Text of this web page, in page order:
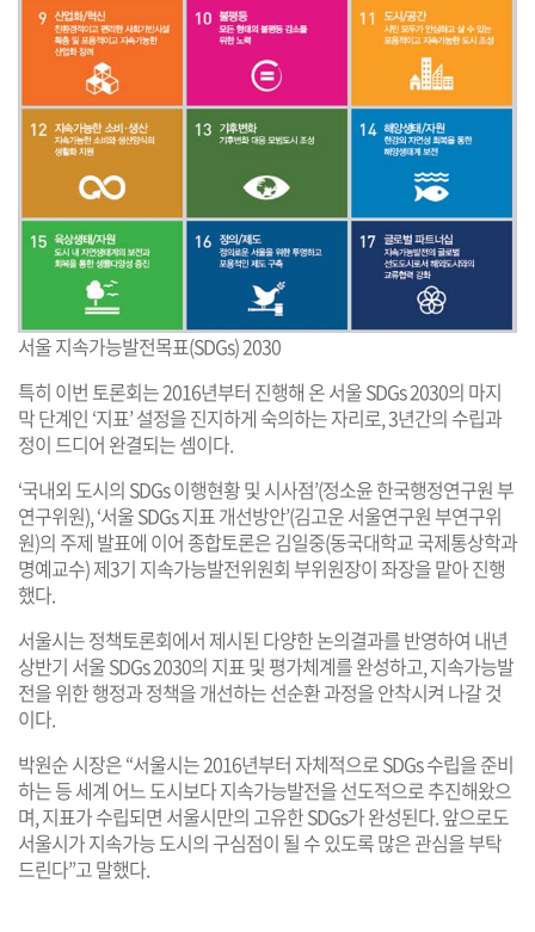
서울 지속가능발전목표(SDGs) 2030
특히 이번 토론회는 2016년부터 진행해 온 서울 SDGs 2030의 마지
막 단계인 ‘지표’ 설정을 진지하게 숙의하는 자리로, 3년간의 수립과
정이 드디어 완결되는 셈이다.
‘국내외 도시의 SDGs 이행현황 및 시사점’(정소윤 한국행정연구원 부
연구위원), ‘서울 SDGs 지표 개선방안’(김고운 서울연구원 부연구위
원)의 주제 발표에 이어 종합토론은 김일중(동국대학교 국제통상학과
명예교수) 제3기 지속가능발전위원회 부위원장이 좌장을 맡아 진행
했다.
서울시는 정책토론회에서 제시된 다양한 논의결과를 반영하여 내년
상반기 서울 SDGs 2030의 지표 및 평가체계를 완성하고, 지속가능발
전을 위한 행정과 정책을 개선하는 선순환 과정을 안착시켜 나갈 것
이다.
박원순 시장은 “서울시는 2016년부터 자체적으로 SDGs 수립을 준비
하는 등 세계 어느 도시보다 지속가능발전을 선도적으로 추진해왔으
며, 지표가 수립되면 서울시만의 고유한 SDGs가 완성된다. 앞으로도
서울시가 지속가능 도시의 구심점이 될 수 있도록 많은 관심을 부탁
드린다”고 말했다.